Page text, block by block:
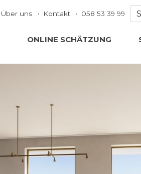
Über uns Kontakt 058 53 39 99
ONLINE SCHÄTZUNG